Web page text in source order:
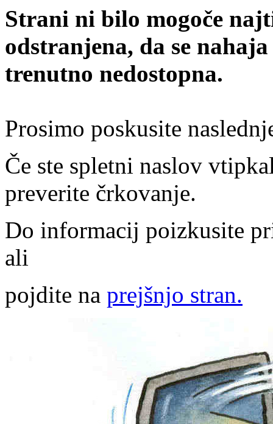
Strani ni bilo mogoče
odstranjena, da se
trenutno nedostopna.
Prosimo poskusite
Če ste spletni naslov
preverite črkovanje.
Do informacij poizkusite
ali
pojdite na prejšnjo stran.